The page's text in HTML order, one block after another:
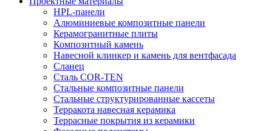
HPL-панели
Алюминиевые композитные панели
Керамогранитные плиты
Композитный камень
Навесной клинкер и камень для вентфасада
Сланец
Сталь COR-TEN
Стальные композитные панели
Стальные структурированные кассеты
Терракота навесная керамика
Террасные покрытия из керамики